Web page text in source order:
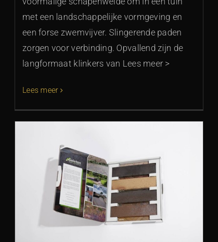
met een landschappelijke vormgeving en
een forse zwemvijver. Slingerende paden
zorgen voor verbinding. Opvallend zijn de
langformaat klinkers van Lees meer >
Lees meer